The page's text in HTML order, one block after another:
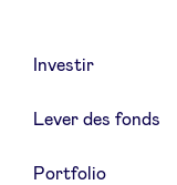
Investir
Lever des fonds
Portfolio